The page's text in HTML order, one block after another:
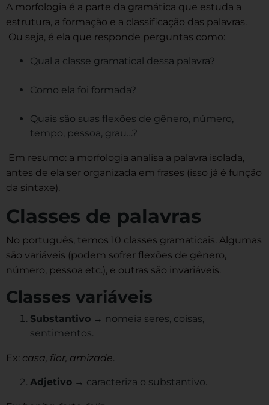
A morfologia é a parte da gramática que estuda a
estrutura, a formação e a classificação das palavras.
Ou seja, é ela que responde perguntas como:
Qual a classe gramatical dessa palavra?
Como ela foi formada?
Quais são suas flexões de gênero, número,
tempo, pessoa, grau…?
Em resumo: a morfologia analisa a palavra isolada,
antes de ela ser organizada em frases (isso já é função
da sintaxe).
Classes de palavras
No português, temos 10 classes gramaticais. Algumas
são variáveis (podem sofrer flexões de gênero,
número, pessoa etc.), e outras são invariáveis.
Classes variáveis
Substantivo → nomeia seres, coisas,
sentimentos.
Ex: casa, flor, amizade.
Adjetivo → caracteriza o substantivo.